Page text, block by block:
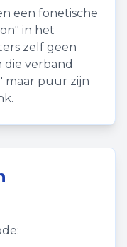
een fonetische
" in het
zelf geen
die verband
maar puur zijn